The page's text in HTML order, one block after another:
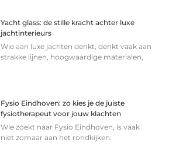
Yacht glass: de stille kracht achter luxe
jachtinterieurs
Wie aan luxe jachten denkt, denkt vaak aan
strakke lijnen, hoogwaardige materialen,
Fysio Eindhoven: zo kies je de juiste
fysiotherapeut voor jouw klachten
Wie zoekt naar Fysio Eindhoven, is vaak
niet zomaar aan het rondkijken.